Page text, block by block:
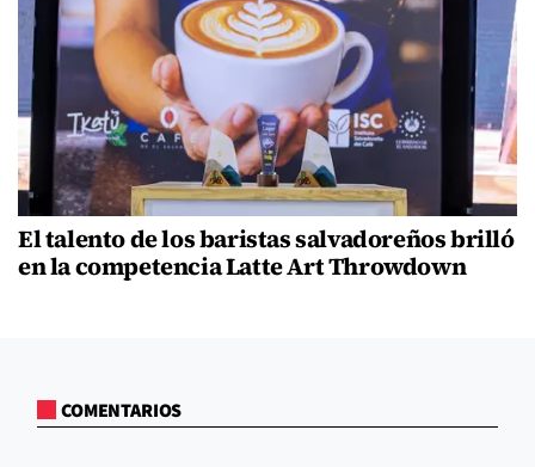
El talento de los baristas salvadoreños brilló
en la competencia Latte Art Throwdown
COMENTARIOS